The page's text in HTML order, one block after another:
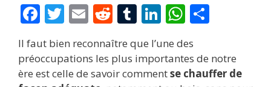
F
ac
e
b
T
itt
er
E
ai
l
R
e
d
di
T
m
bl
Li
k
e
W
at
s
ta
g
Il faut bien reconnaître que l’une des
préoccupations les plus importantes de notre
ère est celle de savoir commentse chauffer de